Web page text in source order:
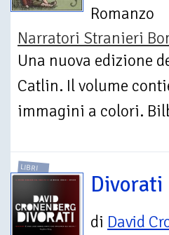
Romanzo
Narratori Stranieri
Una nuova edizione
Catlin. Il volume
immagini a colori.
LIBRI
Divorati
di David